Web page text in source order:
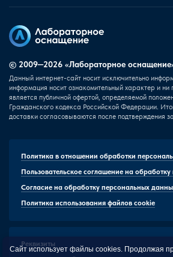
© 2009—2026 «Лабораторное
Данный интернет-сайт носит исключительно
информация носит ознакомительный характер и ни
является публичной офертой, определяемой
Гражданского кодекса Российской Федерации.
доставки согласовываются после подтверждения
Политика в отношении обработки
Пользовательское соглашение на
Согласие на обработку персональных
Политика использования файлов cookie
Реквизиты
Сайт использует файлы cookies. Продолжая